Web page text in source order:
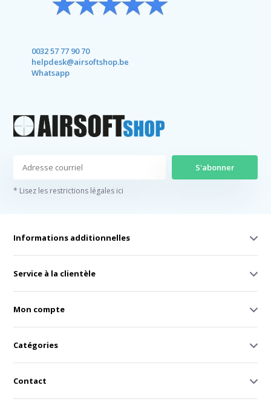
0032 57 77 90 70
helpdesk@airsoftshop.be
Whatsapp
S'abonner
* Lisez les restrictions légales ici
Informations additionnelles
Service à la clientèle
Mon compte
Catégories
Contact